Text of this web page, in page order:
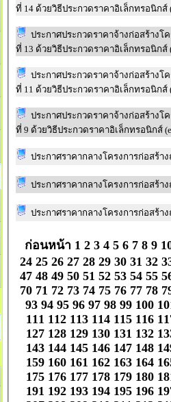
ที่
ประกาศประกวดราคาจ้างก่อสร้างโ
ที่
ประกาศประกวดราคาจ้างก่อสร้างโ
ที่
ประกาศประกวดราคาจ้างก่อสร้างโ
ที่ 9 ด้
ก่อนหน้า 1 2 3 4 5 6 7 8 9
24 25 26 27 28 29 30 31 32
47 48 49 50 51 52 53 54 55
70 71 72 73 74 75 76 77 78
93 94 95 96 97 98 99 100
111 112 113 114 115 116
127 128 129 130 131 132
143 144 145 146 147 148
159 160 161 162 163 164
175 176 177 178 179 180
191 192 193 194 195 196